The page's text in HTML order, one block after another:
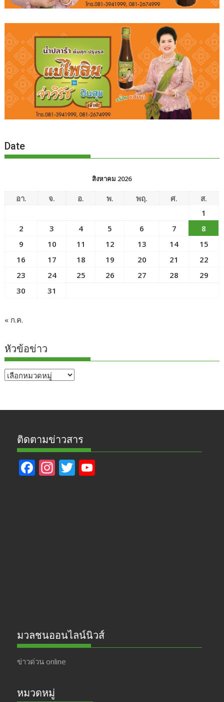
Date
สิงหาคม 2026
อา. จ. อ. พ. พฤ. ศ.
ส.
1
2
3 4 5 6 7
8
9
10 11 12 13 14
15
16
17 18 19 20 21
22
23
24 25 26 27 28
29
30
31
« ก.ค.
หัวข้อข่าว
หัวข้อ
ติดตามข่าวสาร
F In T
มวลชนออนไลน์นิวส์
ข่าวด่วน online
หมวดหมู่